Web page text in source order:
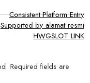
Consistent Platform Entry
Supported by alamat resmi
HWGSLOT LINK
Required fields are